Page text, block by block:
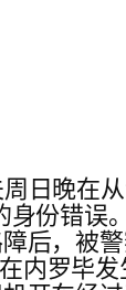
日晚在
份错误
后，被
内罗毕